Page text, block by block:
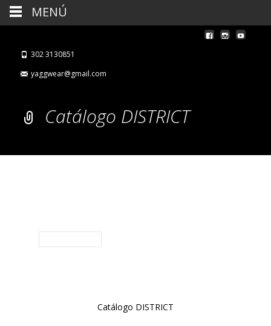
302 3130851
yaggwear@gmail.com
Catálogo DISTRICT
Catálogo DISTRICT
MENÚ